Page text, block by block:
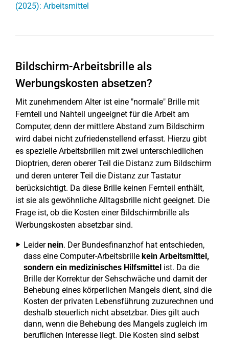
(2025): Arbeitsmittel
Bildschirm-Arbeitsbrille als
Werbungskosten absetzen?
Mit zunehmendem Alter ist eine "normale" Brille mit
Fernteil und Nahteil ungeeignet für die Arbeit am
Computer, denn der mittlere Abstand zum Bildschirm
wird dabei nicht zufriedenstellend erfasst. Hierzu gibt
es spezielle Arbeitsbrillen mit zwei unterschiedlichen
Dioptrien, deren oberer Teil die Distanz zum Bildschirm
und deren unterer Teil die Distanz zur Tastatur
berücksichtigt. Da diese Brille keinen Fernteil enthält,
ist sie als gewöhnliche Alltagsbrille nicht geeignet. Die
Frage ist, ob die Kosten einer Bildschirmbrille als
Werbungskosten absetzbar sind.
Leidernein. Der Bundesfinanzhof hat entschieden,
dass eine Computer-Arbeitsbrille kein Arbeitsmittel,
sondern ein medizinisches Hilfsmittel ist. Da die
Brille der Korrektur der Sehschwäche und damit der
Behebung eines körperlichen Mangels dient, sind die
Kosten der privaten Lebensführung zuzurechnen und
deshalb steuerlich nicht absetzbar. Dies gilt auch
dann, wenn die Behebung des Mangels zugleich im
beruflichen Interesse liegt. Die Kosten sind selbst